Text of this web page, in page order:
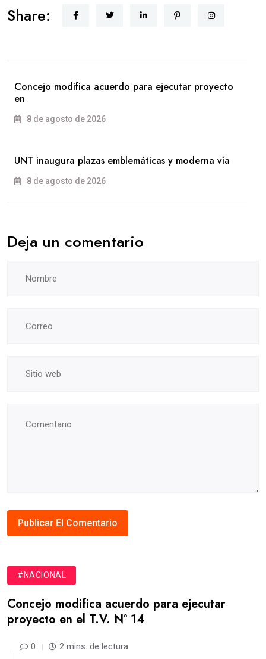
Share:
Concejo modifica acuerdo para ejecutar proyecto
en
8 de agosto de 2026
UNT inaugura plazas emblemáticas y moderna vía
8 de agosto de 2026
Deja un comentario
#NACIONAL
Concejo modifica acuerdo para ejecutar
proyecto en el T.V. N° 14
0 2 mins. de lectura